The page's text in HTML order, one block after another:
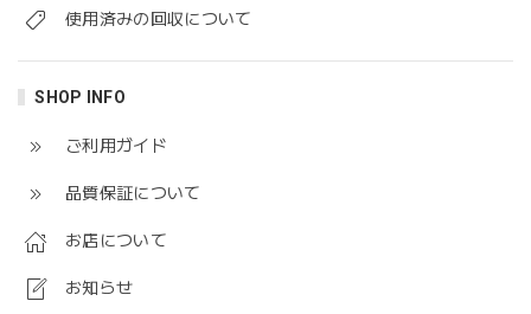
使用済みの回収について
SHOP INFO
ご利用ガイド
品質保証について
お店について
お知らせ